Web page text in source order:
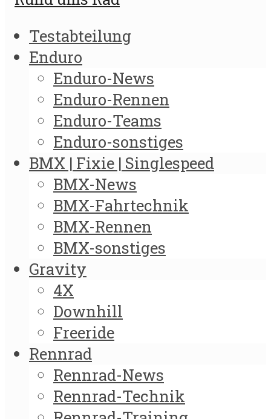
Testabteilung
Enduro
Enduro-News
Enduro-Rennen
Enduro-Teams
Enduro-sonstiges
BMX | Fixie | Singlespeed
BMX-News
BMX-Fahrtechnik
BMX-Rennen
BMX-sonstiges
Gravity
4X
Downhill
Freeride
Rennrad
Rennrad-News
Rennrad-Technik